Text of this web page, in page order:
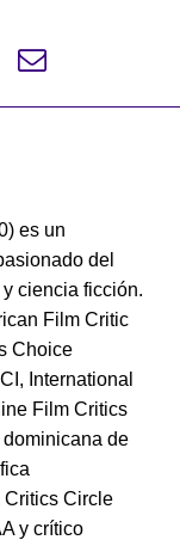

es un
del
ciencia ficción.
Film Critic
Choice
International
Film Critics
de
Critics Circle
y crítico